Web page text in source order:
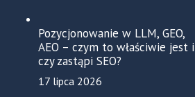
Pozycjonowanie w LLM, GEO,
AEO – czym to właściwie jest i
czy zastąpi SEO?
17 lipca 2026